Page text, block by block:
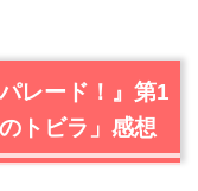
レード！』第1
トビラ」感想